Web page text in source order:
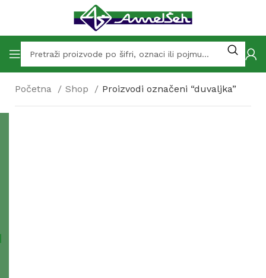
Početna Shop Proizvodi označeni “duvaljka”